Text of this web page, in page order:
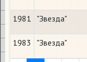
1981 "Звезда"
1983 "Звезда"